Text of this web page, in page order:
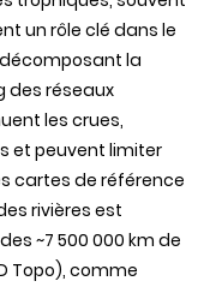
un rôle clé dans le
la
des réseaux
les crues,
et peuvent limiter
cartes de référence
rivières est
~7 500 000 km de
Topo), comme